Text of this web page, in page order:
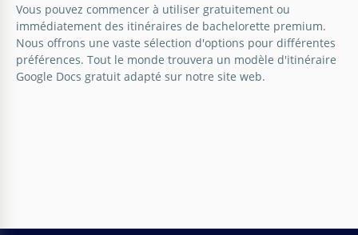
Google Docs
Vous pouvez commencer à utiliser gratuitement ou
immédiatement des itinéraires de bachelorette premium.
Nous offrons une vaste sélection d'options pour différentes
préférences. Tout le monde trouvera un modèle d'itinéraire
Google Docs gratuit adapté sur notre site web.